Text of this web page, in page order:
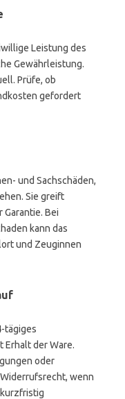
Leistung des
Gewährleistung.
Prüfe, ob
gefordert
und Sachschäden,
Sie greift
Bei
kann das
und Zeuginnen
tägiges
Erhalt der Ware.
oder
wenn